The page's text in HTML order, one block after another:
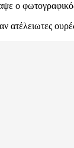
ο
ατέλειωτες